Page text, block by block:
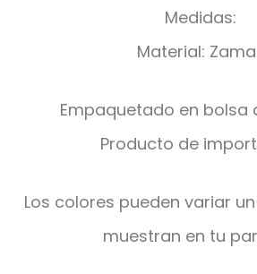
Medidas:
Material:
Empaquetado en bolsa
Producto de
Los colores pueden variar
muestran en tu